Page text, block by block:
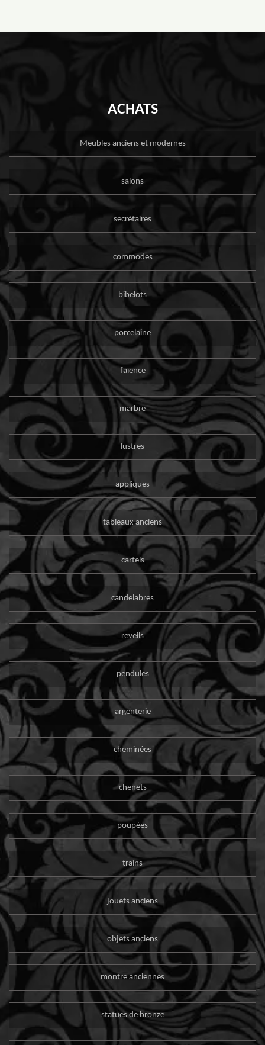
ACHATS
Meubles anciens et modernes
salons
secrétaires
commodes
bibelots
porcelaine
faïence
marbre
lustres
appliques
tableaux anciens
cartels
candelabres
reveils
pendules
argenterie
cheminées
chenets
poupées
trains
jouets anciens
objets anciens
montre anciennes
statues de bronze